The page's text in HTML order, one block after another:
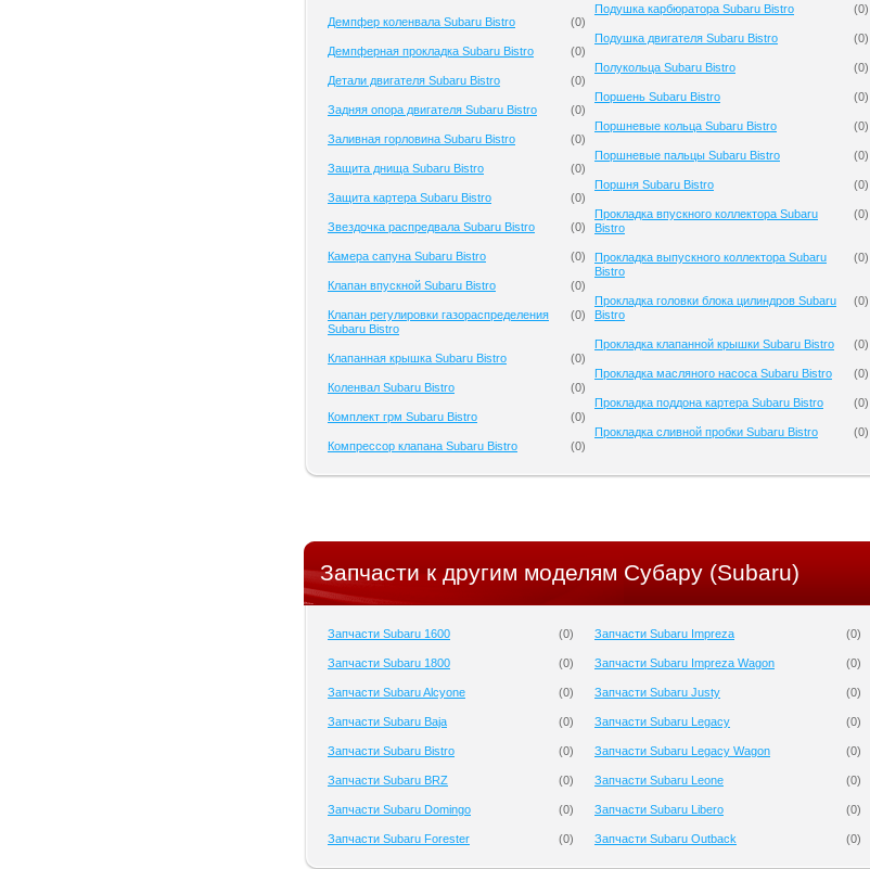
Демпфер коленвала Subaru Bistro (0)
Демпферная прокладка Subaru Bistro (0)
Детали двигателя Subaru Bistro (0)
Задняя опора двигателя Subaru Bistro (0)
Заливная горловина Subaru Bistro (0)
Защита днища Subaru Bistro (0)
Защита картера Subaru Bistro (0)
Звездочка распредвала Subaru Bistro (0)
Камера сапуна Subaru Bistro (0)
Клапан впускной Subaru Bistro (0)
Клапан регулировки газораспределения
Subaru Bistro
(0)
Клапанная крышка Subaru Bistro (0)
Коленвал Subaru Bistro (0)
Комплект грм Subaru Bistro (0)
Компрессор клапана Subaru Bistro (0)
Подушка карбюратора Subaru Bistro (0)
Подушка двигателя Subaru Bistro (0)
Полукольца Subaru Bistro (0)
Поршень Subaru Bistro (0)
Поршневые кольца Subaru Bistro (0)
Поршневые пальцы Subaru Bistro (0)
Поршня Subaru Bistro (0)
Прокладка впускного коллектора Subaru
Bistro
(0)
Прокладка выпускного коллектора Subaru
Bistro
(0)
Прокладка головки блока цилиндров Subaru
Bistro
(0)
Прокладка клапанной крышки Subaru Bistro (0)
Прокладка масляного насоса Subaru Bistro (0)
Прокладка поддона картера Subaru Bistro (0)
Прокладка сливной пробки Subaru Bistro (0)
Запчасти к другим моделям Субару (Subaru)
Запчасти Subaru 1600 (0)
Запчасти Subaru 1800 (0)
Запчасти Subaru Alcyone (0)
Запчасти Subaru Baja (0)
Запчасти Subaru Bistro (0)
Запчасти Subaru BRZ (0)
Запчасти Subaru Domingo (0)
Запчасти Subaru Forester (0)
Запчасти Subaru Impreza (0)
Запчасти Subaru Impreza Wagon (0)
Запчасти Subaru Justy (0)
Запчасти Subaru Legacy (0)
Запчасти Subaru Legacy Wagon (0)
Запчасти Subaru Leone (0)
Запчасти Subaru Libero (0)
Запчасти Subaru Outback (0)